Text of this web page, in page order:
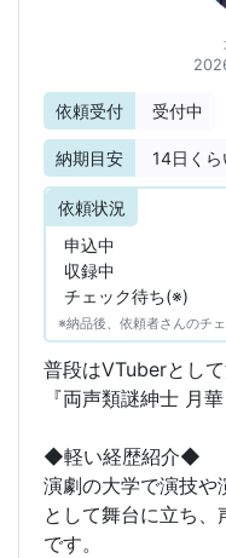
依頼受付 受付中
納期目安 14日く
依頼状況
申込中
収録中
チェック待ち(※)
※納品後、依頼者さんのチ
普段はVTuberとし
『両声類謎紳士 月
◆軽い経歴紹介◆
演劇の大学で演技や
として舞台に立ち
です。